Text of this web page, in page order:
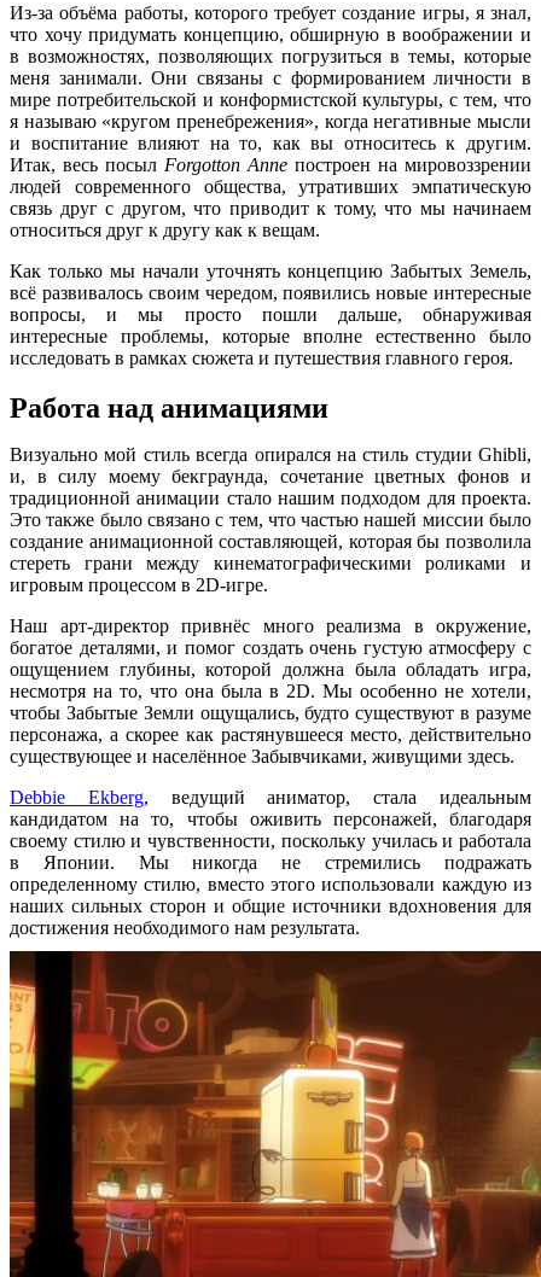
Из-за объёма работы, которого требует создание игры, я знал,
что хочу придумать концепцию, обширную в воображении и
в возможностях, позволяющих погрузиться в темы, которые
меня занимали. Они связаны с формированием личности в
мире потребительской и конформистской культуры, с тем, что
я называю «кругом пренебрежения», когда негативные мысли
и воспитание влияют на то, как вы относитесь к другим.
Итак, весь посыл Forgotton Anne построен на мировоззрении
людей современного общества, утративших эмпатическую
связь друг с другом, что приводит к тому, что мы начинаем
относиться друг к другу как к вещам.
Как только мы начали уточнять концепцию Забытых Земель,
всё развивалось своим чередом, появились новые интересные
вопросы, и мы просто пошли дальше, обнаруживая
интересные проблемы, которые вполне естественно было
исследовать в рамках сюжета и путешествия главного героя.
Работа над анимациями
Визуально мой стиль всегда опирался на стиль студии Ghibli,
и, в силу моему бекграунда, сочетание цветных фонов и
традиционной анимации стало нашим подходом для проекта.
Это также было связано с тем, что частью нашей миссии было
создание анимационной составляющей, которая бы позволила
стереть грани между кинематографическими роликами и
игровым процессом в 2D-игре.
Наш арт-директор привнёс много реализма в окружение,
богатое деталями, и помог создать очень густую атмосферу с
ощущением глубины, которой должна была обладать игра,
несмотря на то, что она была в 2D. Мы особенно не хотели,
чтобы Забытые Земли ощущались, будто существуют в разуме
персонажа, а скорее как растянувшееся место, действительно
существующее и населённое Забывчиками, живущими здесь.
Debbie Ekberg, ведущий аниматор, стала идеальным
кандидатом на то, чтобы оживить персонажей, благодаря
своему стилю и чувственности, поскольку училась и работала
в Японии. Мы никогда не стремились подражать
определенному стилю, вместо этого использовали каждую из
наших сильных сторон и общие источники вдохновения для
достижения необходимого нам результата.